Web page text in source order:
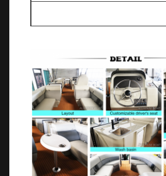
Τελεφερίκ ((με φρένο)
Κάλυψη σκάφους
Αποσυναρμολογήσιμη καρέκλα
ψαρέματος